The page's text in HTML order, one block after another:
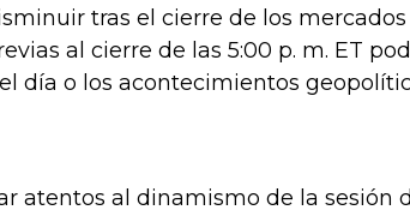
tras el cierre de los mercados
al cierre de las 5:00 p. m. ET
día o los acontecimientos
atentos al dinamismo de la sesión